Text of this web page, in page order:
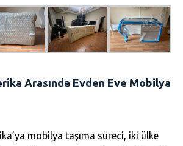
Arasında Evden Eve Mobilya
mobilya taşıma süreci, iki ülke